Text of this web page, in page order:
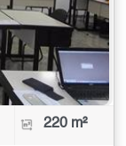
220 m²